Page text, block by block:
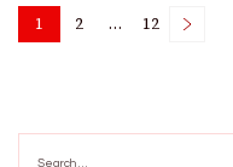
Posts
Page
1 Page
2 … Page
12
for: